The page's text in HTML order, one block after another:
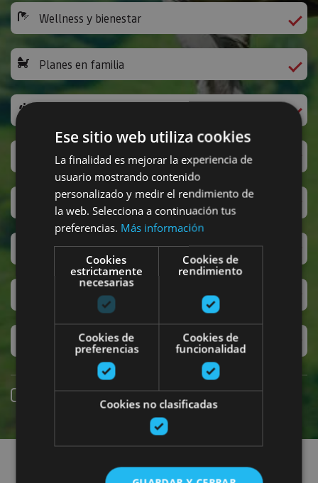
Wellness y bienestar
Planes en familia
Ocio y diversión
San Fermín
Accesibilidad
Turismo regenerativo
Experiencias exclusivas
Reserva online
Encuentra planes
Ese sitio web utiliza cookies
La finalidad es mejorar la experiencia de
usuario mostrando contenido
personalizado y medir el rendimiento de
la web. Selecciona a continuación tus
preferencias. Más información
Cookies
estrictamente
necesarias
Cookies de
rendimiento
Cookies de
preferencias
Cookies de
funcionalidad
Cookies no clasificadas